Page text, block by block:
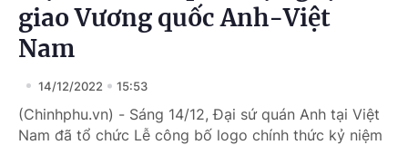
giao Vương quốc Anh-Việt
Nam
14/12/2022 15:53
(Chinhphu.vn) - Sáng 14/12, Đại sứ quán Anh tại Việt
Nam đã tổ chức Lễ công bố logo chính thức kỷ niệm